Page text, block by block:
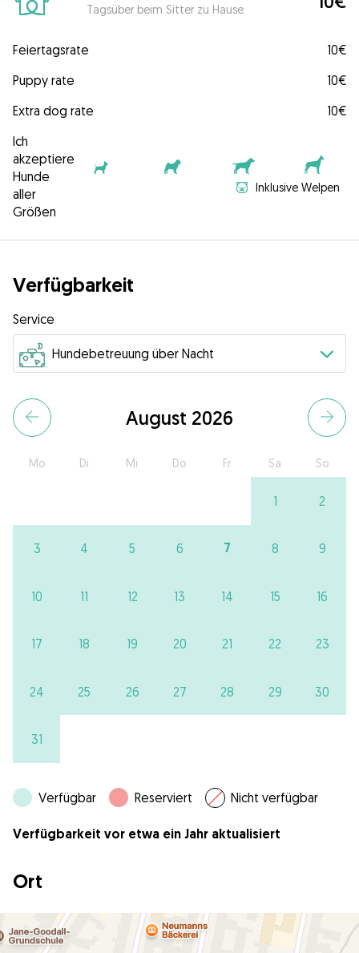
Tagsüber beim Sitter zu Hause
Feiertagsrate
10€
Puppy rate
10€
Extra dog rate
10€
Ich
akzeptiere
Hunde
aller
Größen
Inklusive Welpen
Verfügbarkeit
Service
August 2026
Mo Di Mi Do Fr Sa So
1 2
3 4 5 6 7 8 9
10 11 12 13 14 15 16
17 18 19 20 21 22 23
24 25 26 27 28 29 30
31
Verfügbar Reserviert Nicht verfügbar
Verfügbarkeit vor etwa ein Jahr aktualisiert
Ort